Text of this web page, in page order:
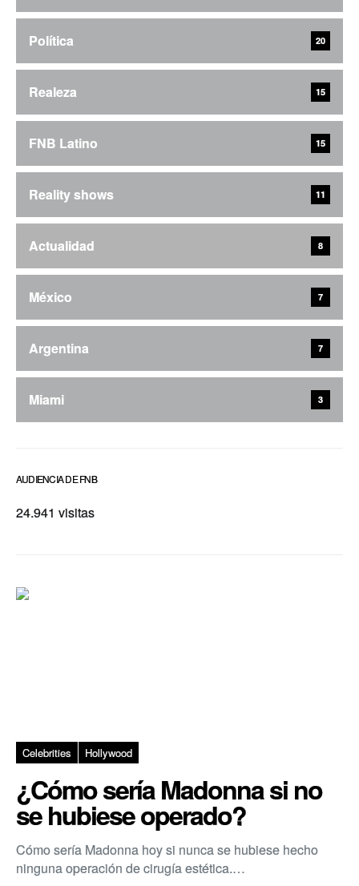
Política 20
Realeza 15
FNB Latino 15
Reality shows 11
Actualidad 8
México 7
Argentina 7
Miami 3
AUDIENCIA DE FNB
24.941 visitas
Celebrities Hollywood
¿Cómo sería Madonna si no
se hubiese operado?
Cómo sería Madonna hoy si nunca se hubiese hecho
ninguna operación de cirugía estética.…